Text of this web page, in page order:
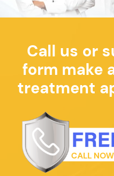
Call us or
form make
treatment
CALL NOW